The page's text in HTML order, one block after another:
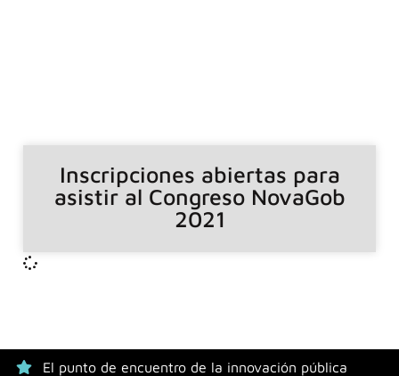
Inscripciones abiertas para
asistir al Congreso NovaGob
2021
El punto de encuentro de la innovación pública